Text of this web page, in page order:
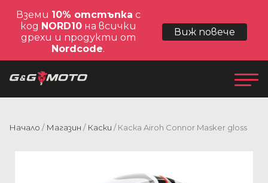
Начало / Магазин / Каски / Каска Airoh Connor Masker gloss
Вземи 10% отстъпка с
код NORD10на всички
дрехи и продукти от
Nordcode.
Виж повече